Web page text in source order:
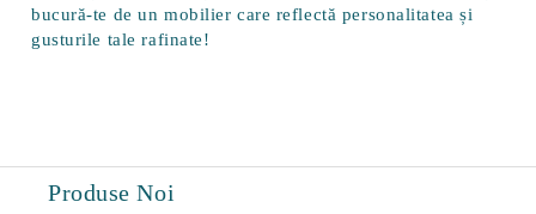
bucură-te de un mobilier care reflectă personalitatea și
gusturile tale rafinate!
Produse Noi